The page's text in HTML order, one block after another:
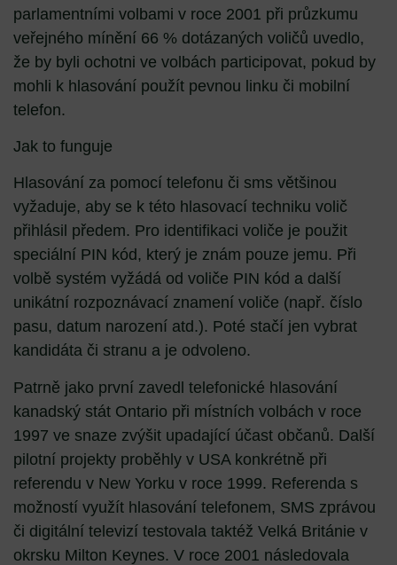
parlamentními volbami v roce 2001 při průzkumu
veřejného mínění 66 % dotázaných voličů uvedlo,
že by byli ochotni ve volbách participovat, pokud by
mohli k hlasování použít pevnou linku či mobilní
telefon.
Jak to funguje
Hlasování za pomocí telefonu či sms většinou
vyžaduje, aby se k této hlasovací techniku volič
přihlásil předem. Pro identifikaci voliče je použit
speciální PIN kód, který je znám pouze jemu. Při
volbě systém vyžádá od voliče PIN kód a další
unikátní rozpoznávací znamení voliče (např. číslo
pasu, datum narození atd.). Poté stačí jen vybrat
kandidáta či stranu a je odvoleno.
Patrně jako první zavedl telefonické hlasování
kanadský stát Ontario při místních volbách v roce
1997 ve snaze zvýšit upadající účast občanů. Další
pilotní projekty proběhly v USA konkrétně při
referendu v New Yorku v roce 1999. Referenda s
možností využít hlasování telefonem, SMS zprávou
či digitální televizí testovala taktéž Velká Británie v
okrsku Milton Keynes. V roce 2001 následovala